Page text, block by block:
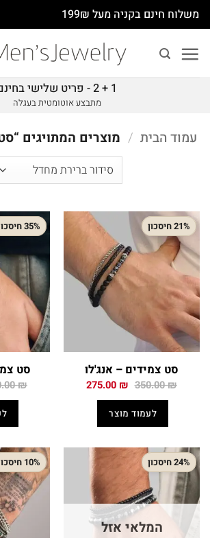
Skip
to
content
משלוח חינם בקניה מעל 199₪
1 + 2 - פריט שלישי בחינם
מתבצע אוטומטית בעגלה
עמוד הבית / מוצרים המתויגים
21% חיסכון
סט צמידים – אנג'לו
350.00₪ המחיר
350.00 ₪.
275.00 ₪ המחיר
לעמוד מוצר
35% חיסכון
סט
₪
24% חיסכון
המלאי אזל
10% חיסכון